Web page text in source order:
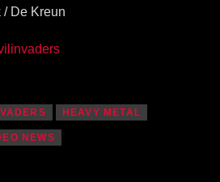
/ De Kreun
HEAVY METAL
NEWS